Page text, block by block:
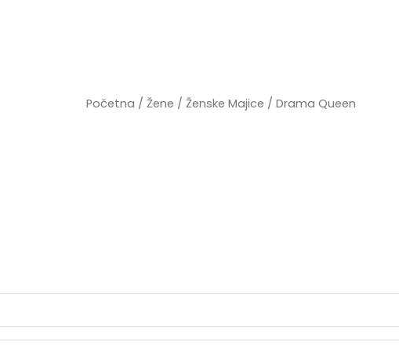
Početna /Žene /Ženske Majice / Drama Queen